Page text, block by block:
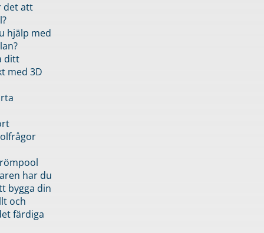
det att
hjälp med
ditt
med 3D
har du
bygga din
och
färdiga